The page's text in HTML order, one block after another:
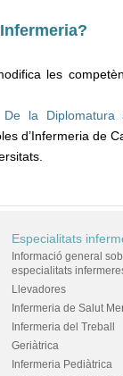
les
De la Diplomatura
d’Infermeria
Especialitats
Informació general
especialitats
Llevadores
Infermeria de Salut
Infermeria del Treball
Geriàtrica
Infermeria Pediàtrica